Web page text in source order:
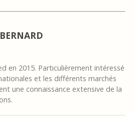
en 2015. Particulièrement intéressé
et les différents marchés
une connaissance extensive de la